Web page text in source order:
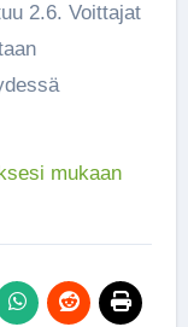
2.6. Voittajat
mukaan